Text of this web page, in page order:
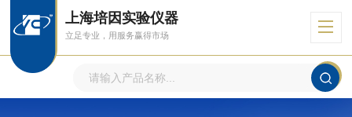
上海培因实验仪器
立足专业，用服务赢得市场